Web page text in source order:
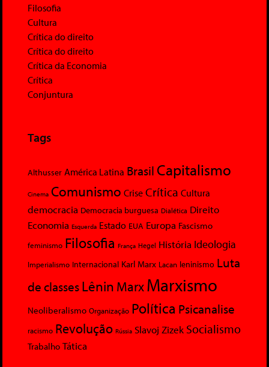
Filosofia
Cultura
Crítica do direito
Crítica do direito
Crítica da Economia
Crítica
Conjuntura
Tags
Althusser América Latina Brasil Capitalismo
Cinema Comunismo Crise Crítica Cultura
democracia Democracia burguesa Dialética Direito
Economia Esquerda Estado EUA Europa Fascismo
feminismo Filosofia França Hegel História Ideologia
Imperialismo Internacional Karl Marx Lacan leninismo Luta
de classesLênin MarxMarxismo
Neoliberalismo Organização Política Psicanalise
racismo Revolução Rússia Slavoj Zizek Socialismo
Trabalho Tática